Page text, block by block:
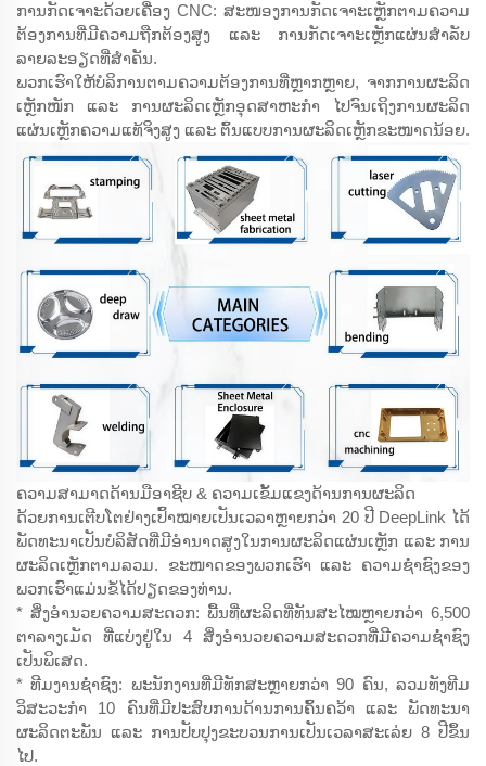
ການກັດເຈາະດ້ວຍເຄື່ອງ CNC: ສະໜອງການກັດເຈາະເຫຼັກຕາມຄວາມ
ຕ້ອງການທີ່ມີຄວາມຖືກຕ້ອງສູງ ແລະ ການກັດເຈາະເຫຼັກແຜ່ນສຳລັບ
ລາຍລະອຽດທີ່ສຳຄັນ.
ພວກເຮົາໃຫ້ບໍລິການຕາມຄວາມຕ້ອງການທີ່ຫຼາກຫຼາຍ, ຈາກການຜະລິດ
ເຫຼັກໜັກ ແລະ ການຜະລິດເຫຼັກອຸດສາຫະກຳ ໄປຈົນເຖິງການຜະລິດ
ແຜ່ນເຫຼັກຄວາມແທ້ຈິງສູງ ແລະ ຕົ້ນແບບການຜະລິດເຫຼັກຂະໜາດນ້ອຍ.
ຄວາມສາມາດດ້ານມືອາຊີບ & ຄວາມເຂັ້ມແຂງດ້ານການຜະລິດ
ດ້ວຍການເຕີບໂຕຢ່າງເປົ້າໝາຍເປັນເວລາຫຼາຍກວ່າ 20 ປີ DeepLink ໄດ້
ພັດທະນາເປັນບໍລິສັດທີ່ມີອຳນາດສູງໃນການຜະລິດແຜ່ນເຫຼັກ ແລະ ການ
ຜະລິດເຫຼັກຕາມລວມ. ຂະໜາດຂອງພວກເຮົາ ແລະ ຄວາມຊ່ຳຊົງຂອງ
ພວກເຮົາແມ່ນຂໍ້ໄດ້ປຽດຂອງທ່ານ.
* ສິ່ງອຳນວຍຄວາມສະດວກ: ພື້ນທີ່ຜະລິດທີ່ທັນສະໄໝຫຼາຍກວ່າ 6,500
ຕາລາງເມັດ ທີ່ແບ່ງຢູ່ໃນ 4 ສິ່ງອຳນວຍຄວາມສະດວກທີ່ມີຄວາມຊ່ຳຊົງ
ເປັນພິເສດ.
* ທີມງານຊ່ຳຊົງ: ພະນັກງານທີ່ມີທັກສະຫຼາຍກວ່າ 90 ຄົນ, ລວມທັງທີມ
ວິສະວະກຳ 10 ຄົນທີ່ມີປະສົບການດ້ານການຄົ້ນຄວ້າ ແລະ ພັດທະນາ
ຜະລິດຕະພັນ ແລະ ການປັບປຸງຂະບວນການເປັນເວລາສະເລ່ຍ 8 ປີຂຶ້ນ
ໄປ.